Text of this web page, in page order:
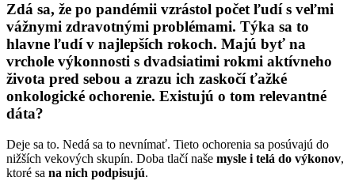
Zdá sa, že po pandémii vzrástol počet ľudí s veľmi
vážnymi zdravotnými problémami. Týka sa to
hlavne ľudí v najlepších rokoch. Majú byť na
vrchole výkonnosti s dvadsiatimi rokmi aktívneho
života pred sebou a zrazu ich zaskočí ťažké
onkologické ochorenie. Existujú o tom relevantné
dáta?
Deje sa to. Nedá sa to nevnímať. Tieto ochorenia sa posúvajú do
nižších vekových skupín. Doba tlačí naše mysle i telá do výkonov,
ktoré sa na nich podpisujú.